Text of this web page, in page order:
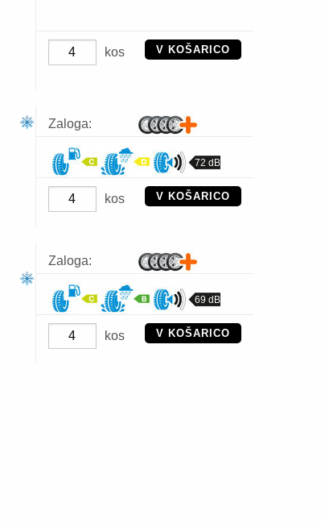
kos V KOŠARICO
Zaloga:
72 dB
kos V KOŠARICO
Zaloga:
69 dB
kos V KOŠARICO